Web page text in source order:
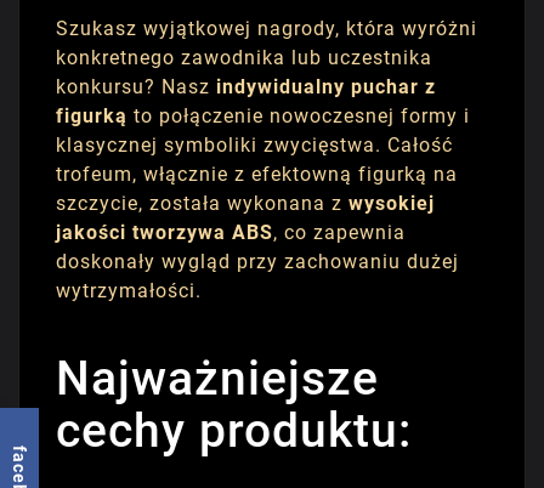
Szukasz wyjątkowej nagrody, która wyróżni
konkretnego zawodnika lub uczestnika
konkursu? Nasz indywidualny puchar z
figurką to połączenie nowoczesnej formy i
klasycznej symboliki zwycięstwa. Całość
trofeum, włącznie z efektowną figurką na
szczycie, została wykonana z wysokiej
jakości tworzywa ABS, co zapewnia
doskonały wygląd przy zachowaniu dużej
wytrzymałości.
Najważniejsze
cechy produktu: